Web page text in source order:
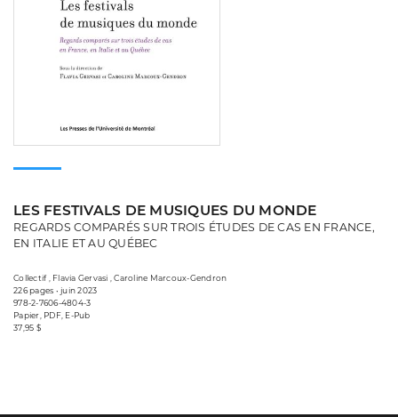
LES FESTIVALS DE MUSIQUES DU MONDE
REGARDS COMPARÉS SUR TROIS ÉTUDES DE CAS EN FRANCE,
EN ITALIE ET AU QUÉBEC
Collectif , Flavia Gervasi , Caroline Marcoux-Gendron
226 pages • juin 2023
978-2-7606-4804-3
Papier, PDF, E-Pub
37,95 $